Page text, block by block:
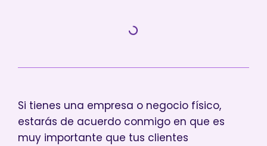
Si tienes una empresa o negocio físico,
estarás de acuerdo conmigo en que es
muy importante que tus clientes